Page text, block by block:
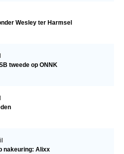
Wesley ter Harmsel
tweede op ONNK
nakeuring: Alixx